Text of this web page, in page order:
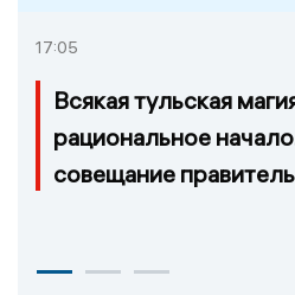
17:05
Всякая тульская
рациональное
совещание